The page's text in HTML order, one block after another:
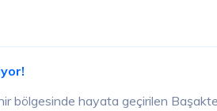
bölgesinde hayata geçirilen